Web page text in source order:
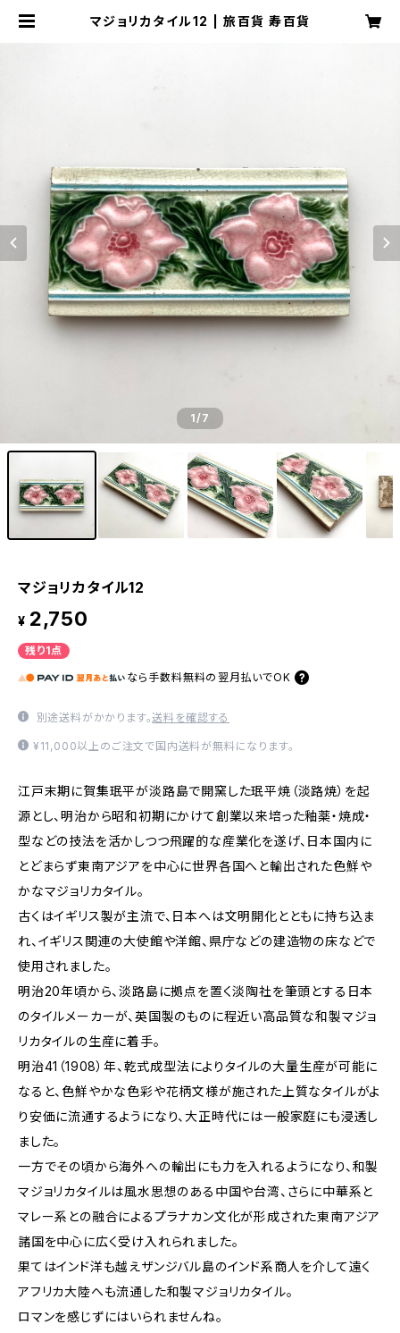
マジョリカタイル12 | 旅百貨 寿百貨
1/7
マジョリカタイル12
¥ 2,750
残り1点
なら 手数料無料の 翌月払いでOK
別途送料がかかります。送料を確認する
¥11,000以上のご注文で国内送料が無料になります。
江戸末期に賀集珉平が淡路島で開窯した珉平焼（淡路焼）を起
源とし、明治から昭和初期にかけて創業以来培った釉薬・焼成・
型などの技法を活かしつつ飛躍的な産業化を遂げ、日本国内に
とどまらず東南アジアを中心に世界各国へと輸出された色鮮や
かなマジョリカタイル。
古くはイギリス製が主流で、日本へは文明開化とともに持ち込ま
れ、イギリス関連の大使館や洋館、県庁などの建造物の床などで
使用されました。
明治20年頃から、淡路島に拠点を置く淡陶社を筆頭とする日本
のタイルメーカーが、英国製のものに程近い高品質な和製マジョ
リカタイルの生産に着手。
明治41（1908）年、乾式成型法によりタイルの大量生産が可能に
なると、色鮮やかな色彩や花柄文様が施された上質なタイルがよ
り安価に流通するようになり、大正時代には一般家庭にも浸透し
ました。
一方でその頃から海外への輸出にも力を入れるようになり、和製
マジョリカタイルは風水思想のある中国や台湾、さらに中華系と
マレー系との融合によるプラナカン文化が形成された東南アジア
諸国を中心に広く受け入れられました。
果てはインド洋も越えザンジバル島のインド系商人を介して遠く
アフリカ大陸へも流通した和製マジョリカタイル。
ロマンを感じずにはいられませんね。